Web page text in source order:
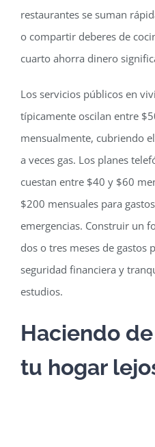
restaurantes se suman
o compartir deberes de
cuarto ahorra dinero
Los servicios públicos en
típicamente oscilan entre
mensualmente, cubriendo
a veces gas. Los planes
cuestan entre $40 y $60
$200 mensuales para
emergencias. Construir un
dos o tres meses de
seguridad financiera y
estudios.
Haciendo
tu hogar